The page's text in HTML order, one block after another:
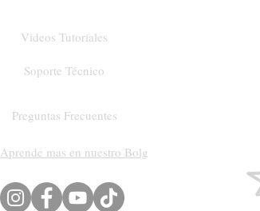
Soporte Técnico
Videos Tutoriales
Preguntas Frecuentes
Aprende mas en nuestro Bolg